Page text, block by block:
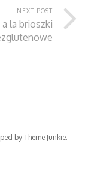
NEXT POST
a la brioszki
by Theme Junkie.